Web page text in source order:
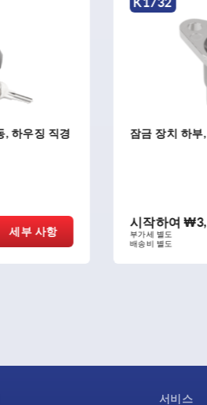
잠금 장치 하부, 1/4 회전 잠금 장치용
시작하여₩3,660
부가세 별도
세부 사항
서비스